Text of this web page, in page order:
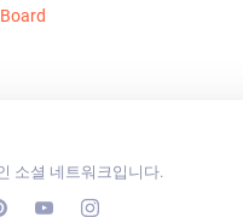
소셜 네트워크입니다.